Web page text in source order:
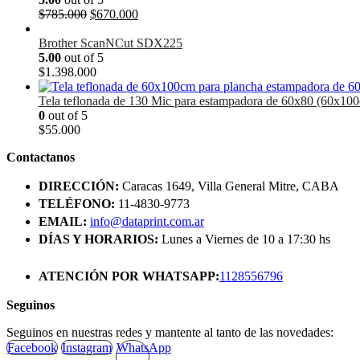
$785.000 El
original
era:
$785.000.
$670.000El
actual
Brother ScanNCut SDX225
5.00 out of 5
$1.398.000
Tela teflonada de 130 Mic para estampadora de 60x80
0 out of 5
$55.000
Contactanos
DIRECCIÓN: Caracas 1649, Villa General Mitre, CABA
TELÉFONO: 11-4830-9773
EMAIL: info@dataprint.com.ar
DÍAS Y HORARIOS: Lunes a Viernes de 10 a 17:30 hs
ATENCIÓN POR WHATSAPP:1128556796
Seguinos
Seguinos en nuestras redes y mantente al tanto de las novedades:
Facebook Instagram WhatsApp